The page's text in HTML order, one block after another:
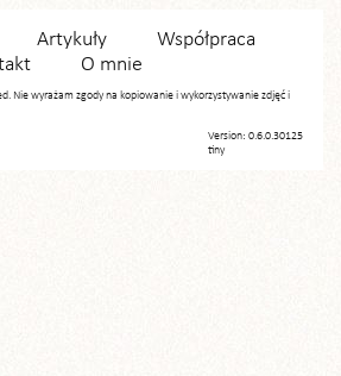
Artykuły
Współpraca
O mnie
Nie wyrażam zgody na kopiowanie i wykorzystywanie zdjęć i
Version: 0.6.0.30125
tiny